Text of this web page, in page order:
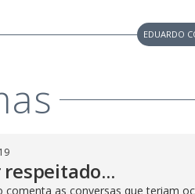
EDUARDO
respeitado...
comenta as conversas que teriam